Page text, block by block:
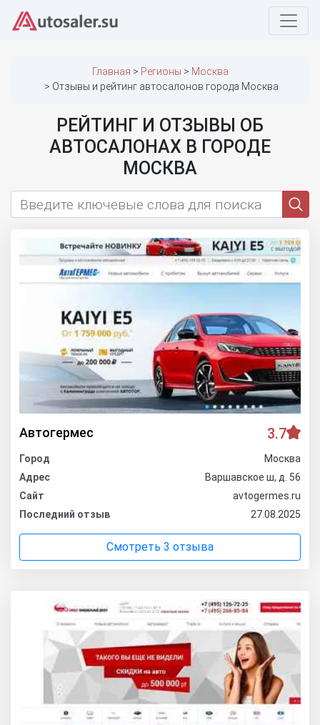
Главная Регионы
Москва
Отзывы и рейтинг автосалонов города Москва
РЕЙТИНГ И ОТЗЫВЫ ОБ
АВТОСАЛОНАХ В ГОРОДЕ
МОСКВА
Автогермес 3.7
Город
Москва
Адрес
Варшавское ш, д. 56
Сайт
avtogermes.ru
Последний отзыв
27.08.2025
Смотреть 3 отзыва